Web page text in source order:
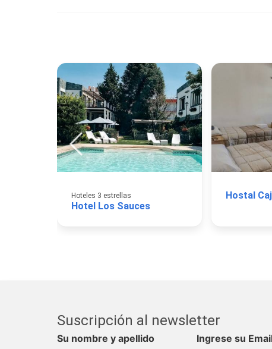
Hoteles 3 estrellas
Hotel Los Sauces
Hostal
Suscripción al newsletter
Su nombre y apellido Ingrese su